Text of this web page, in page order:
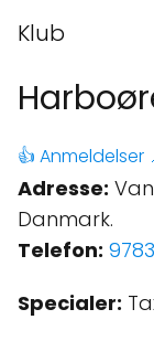
Klub
👍 Anmeldelser
Adresse:
Danmark.
Telefon:
Specialer: